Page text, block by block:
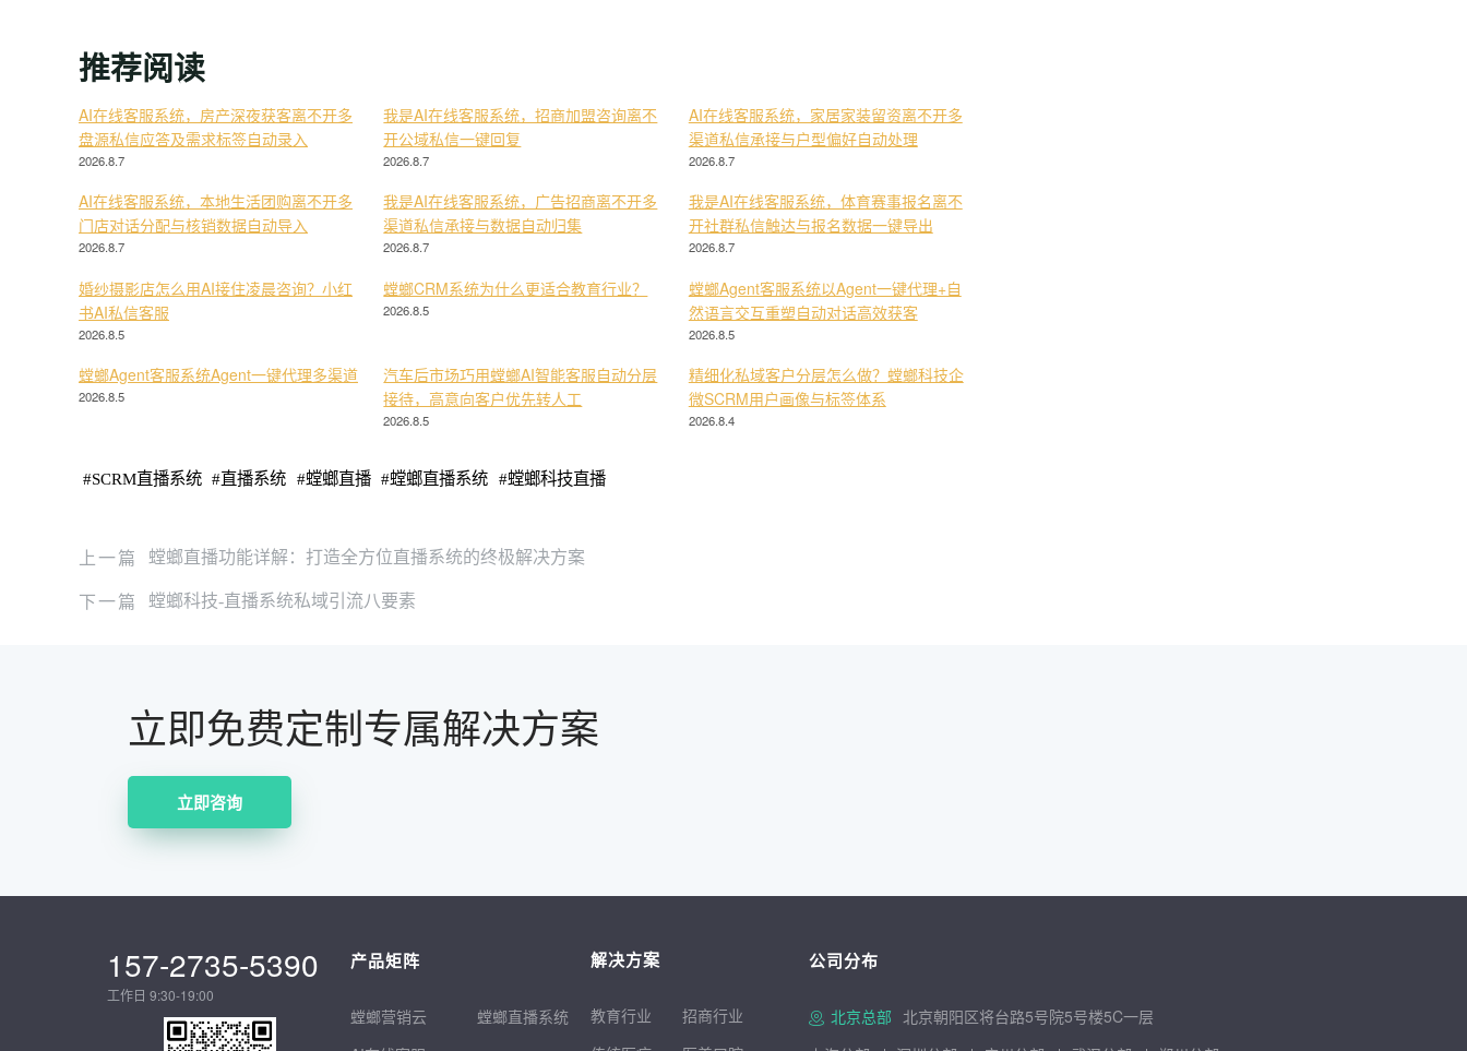
推荐阅读
AI在线客服系统，房产深夜获客离不开多
盘源私信应答及需求标签自动录入
2026.8.7
我是AI在线客服系统，招商加盟咨询离不
开公域私信一键回复
2026.8.7
AI在线客服系统，家居家装留资离不开多
渠道私信承接与户型偏好自动处理
2026.8.7
AI在线客服系统，本地生活团购离不开多
门店对话分配与核销数据自动导入
2026.8.7
我是AI在线客服系统，广告招商离不开多
渠道私信承接与数据自动归集
2026.8.7
我是AI在线客服系统，体育赛事报名离不
开社群私信触达与报名数据一键导出
2026.8.7
婚纱摄影店怎么用AI接住凌晨咨询？小红
书AI私信客服
2026.8.5
螳螂CRM系统为什么更适合教育行业？
2026.8.5
螳螂Agent客服系统以Agent一键代理+自
然语言交互重塑自动对话高效获客
2026.8.5
螳螂Agent客服系统Agent一键代理多渠道
2026.8.5
汽车后市场巧用螳螂AI智能客服自动分层
接待，高意向客户优先转人工
2026.8.5
精细化私域客户分层怎么做？螳螂科技企
微SCRM用户画像与标签体系
2026.8.4
#SCRM直播系统 #直播系统 #螳螂直播 #螳螂直播系统 #螳螂科技直播
上一篇 螳螂直播功能详解：打造全方位直播系统的终极解决方案
下一篇 螳螂科技-直播系统私域引流八要素
立即免费定制专属解决方案
立即咨询
157-2735-5390
工作日 9:30-19:00
产品矩阵
螳螂营销云
螳螂直播系统
解决方案
教育行业 招商行业
公司分布
北京总部 北京朝阳区将台路5号院5号楼5C一层